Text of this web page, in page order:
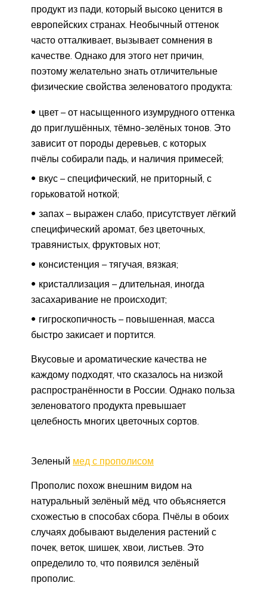
продукт из пади, который высоко ценится в
европейских странах. Необычный оттенок
часто отталкивает, вызывает сомнения в
качестве. Однако для этого нет причин,
поэтому желательно знать отличительные
физические свойства зеленоватого продукта:
цвет – от насыщенного изумрудного оттенка
до приглушённых, тёмно-зелёных тонов. Это
зависит от породы деревьев, с которых
пчёлы собирали падь, и наличия примесей;
вкус – специфический, не приторный, с
горьковатой ноткой;
запах – выражен слабо, присутствует лёгкий
специфический аромат, без цветочных,
травянистых, фруктовых нот;
консистенция – тягучая, вязкая;
кристаллизация – длительная, иногда
засахаривание не происходит;
гигроскопичность – повышенная, масса
быстро закисает и портится.
Вкусовые и ароматические качества не
каждому подходят, что сказалось на низкой
распространённости в России. Однако польза
зеленоватого продукта превышает
целебность многих цветочных сортов.
Зеленый мед с прополисом
Прополис похож внешним видом на
натуральный зелёный мёд, что объясняется
схожестью в способах сбора. Пчёлы в обоих
случаях добывают выделения растений с
почек, веток, шишек, хвои, листьев. Это
определило то, что появился зелёный
прополис.